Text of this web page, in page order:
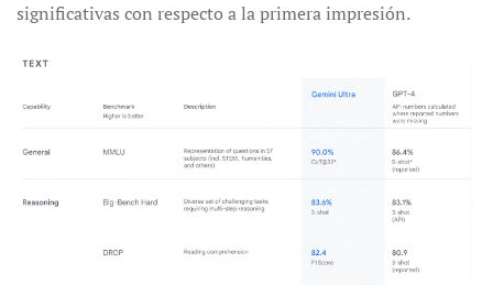
significativas con respecto a la primera impresión.